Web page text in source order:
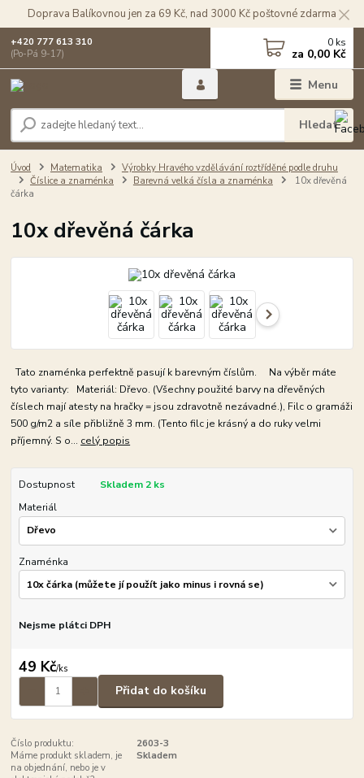
Doprava Balíkovnou jen za 69 Kč, nad 3000 Kč poštovné zdarma
Menu
Hledat
+420 777 613 310
(Po-Pá 9-17)
0 ks
za 0,00 Kč
Úvod Matematika
Výrobky Hravého vzdělávání roztříděné podle druhu
Číslice a znaménka
Barevná velká čísla a znaménka
10x dřevěná
čárka
10x dřevěná čárka
Tato znaménka perfektně pasují k barevným číslům. Na výběr máte
tyto varianty: Materiál: Dřevo. (Všechny použité barvy na dřevěných
číslech mají atesty na hračky = jsou zdravotně nezávadné.), Filc o gramáži
500 g/m2 a síle přibližně 3 mm. (Tento filc je krásný a do ruky velmi
příjemný. S o... celý popis
Dostupnost
Skladem 2 ks
Materiál
Znaménka
Nejsme plátci DPH
49 Kč/ks
Přidat do košíku
Číslo produktu:
2603-3
Máme produkt skladem, je
na objednání, nebo je v
Skladem